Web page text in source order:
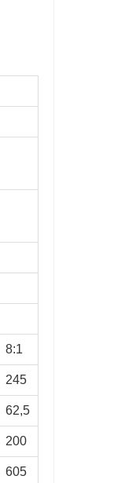
8:1
245
62,5
200
605